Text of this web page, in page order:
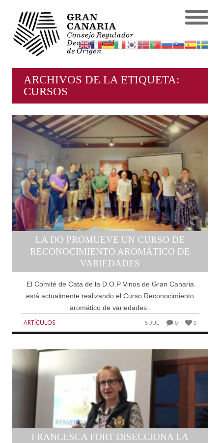
ARCHIVOS DE LA ETIQUETA:
CURSOS
LA DO PROMUEVE UN CURSO DE
RECONOCIMIENTO AROMÁTICO DE
VARIEDADES
El Comité de Cata de la D.O.P Vinos de Gran Canaria
está actualmente realizando el Curso Reconocimiento
aromático de variedades..
ARTÍCULOS 5 JUL 0 0
FRANCESCA FORT DISECCIONA LA